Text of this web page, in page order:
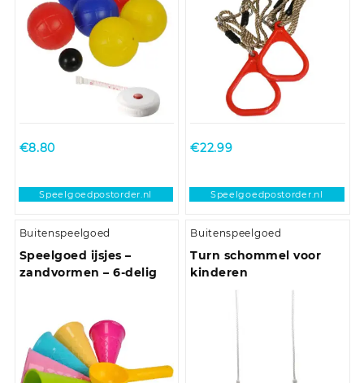
€8.80
Speelgoedpostorder.nl
€22.99
Speelgoedpostorder.nl
Buitenspeelgoed
Speelgoed ijsjes –
zandvormen – 6-delig
Buitenspeelgoed
Turn schommel voor
kinderen